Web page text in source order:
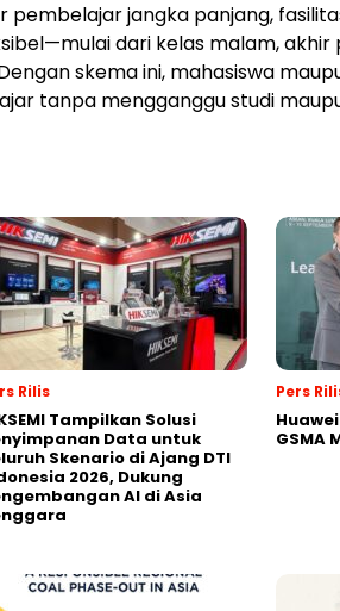
pembelajar jangka panjang,
dari kelas malam, akhir
skema ini, mahasiswa
tanpa mengganggu studi
Rilis
Tampilkan Solusi
Data untuk
Skenario di Ajang DTI
2026, Dukung
AI di Asia
Pers
GSMA